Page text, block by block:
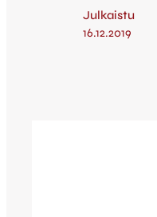
Julkaistu
16.12.2019